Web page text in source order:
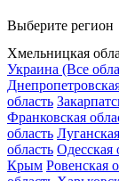
Выберите регион
Хмельницкая
Украина (Все
область
Франковская
область
область Одесская
Крым Ровенская